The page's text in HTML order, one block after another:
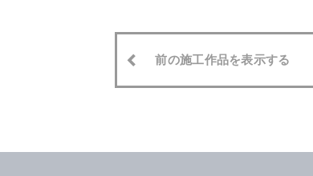
前の施工作品を表示する